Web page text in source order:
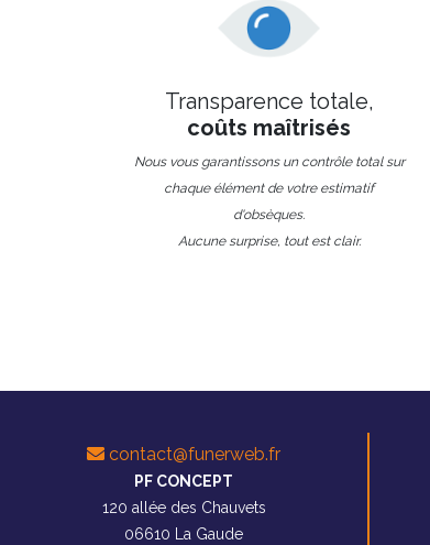
Transparence totale,
coûts maîtrisés
Nous vous garantissons un contrôle total sur
chaque élément de votre estimatif
d'obsèques.
Aucune surprise, tout est clair.
contact@funerweb.fr
PF CONCEPT
120 allée des Chauvets
06610 La Gaude